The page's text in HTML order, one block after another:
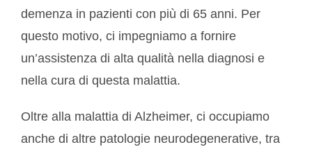
demenza in pazienti con più di 65 anni. Per
questo motivo, ci impegniamo a fornire
un’assistenza di alta qualità nella diagnosi e
nella cura di questa malattia.
Oltre alla malattia di Alzheimer, ci occupiamo
anche di altre patologie neurodegenerative, tra